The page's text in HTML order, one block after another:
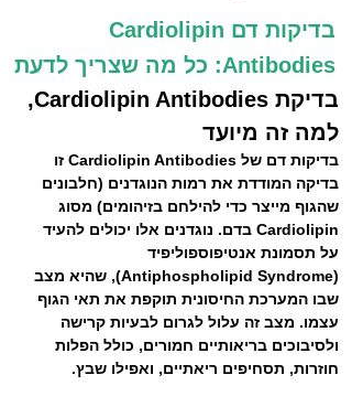
בדיקות דם Cardiolipin
Antibodies: כל מה שצריך לדעת
בדיקת Cardiolipin Antibodies,
למה זה מיועד
בדיקות דם של Cardiolipin Antibodies זו
בדיקה המודדת את רמות הנוגדנים (חלבונים
שהגוף מייצר כדי להילחם בזיהומים) מסוג
Cardiolipin בדם. נוגדנים אלו יכולים להעיד
על תסמונת אנטיפוספוליפיד
(Antiphospholipid Syndrome), שהיא מצב
שבו המערכת החיסונית תוקפת את תאי הגוף
עצמו. מצב זה עלול לגרום לבעיות קרישה
ולסיבוכים בריאותיים חמורים, כולל הפלות
חוזרות, תסחיפים ריאתיים, ואפילו שבץ.